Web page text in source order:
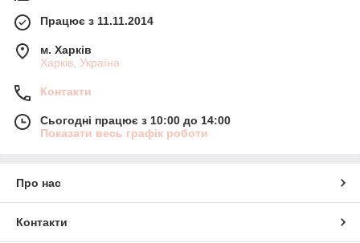
Працює з 11.11.2014
м. Харків
Харків, Україна
Контакти
Сьогодні працює з 10:00 до 14:00
Показати весь графік роботи
Про нас
Контакти